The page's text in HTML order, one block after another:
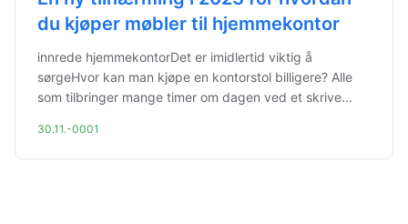
du kjøper møbler til hjemmekontor
innrede hjemmekontorDet er imidlertid viktig å
sørgeHvor kan man kjøpe en kontorstol billigere? Alle
som tilbringer mange timer om dagen ved et skrive...
30.11.-0001